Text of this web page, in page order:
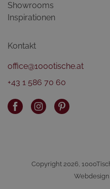
Showrooms
Inspirationen
Kontakt
office@1000tische.at
+43 1 586 70 60
Copyright 2026,